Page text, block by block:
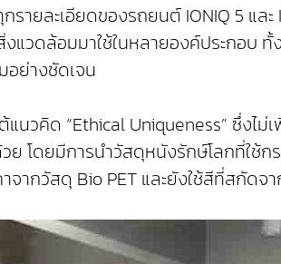
ยละเอียดของรถยนต์ IONIQ 5 แล
ดล้อมมาใช้ในหลายองค์ประกอบ ทั้ง
ย่างชัดเจน
วคิด “Ethical Uniqueness” ซึ่งไ
ย โดยมีการนำวัสดุหนังรักษ์โลกที่ใ
ากวัสดุ Bio PET และยังใช้สีที่สกัดจ